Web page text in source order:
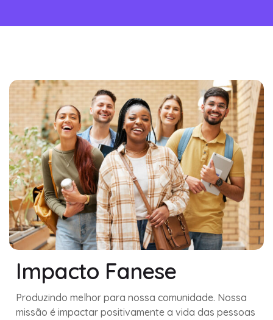
Impacto Fanese
Produzindo melhor para nossa comunidade. Nossa
missão é impactar positivamente a vida das pessoas